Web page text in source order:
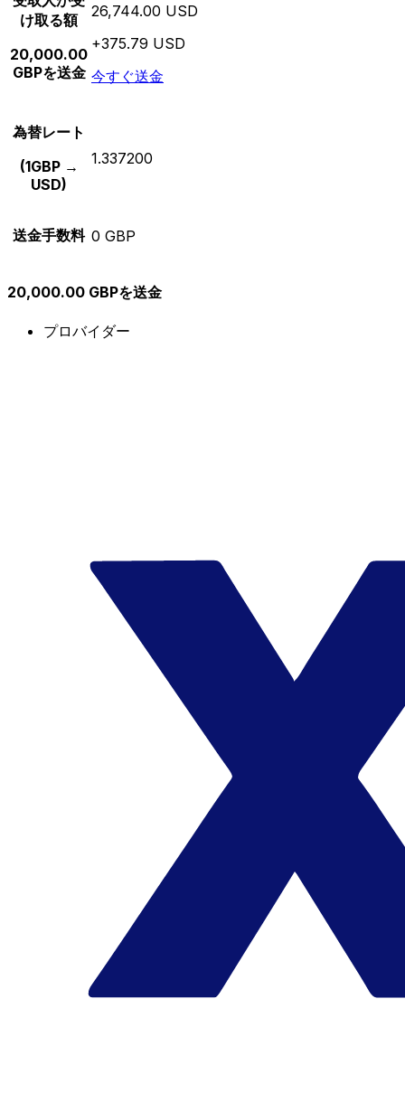
け取る額
20,000.00
GBPを送金
26,744.00 USD
+375.79 USD
今すぐ送金
為替レート
(1GBP →
USD)
1.337200
送金手数料 0 GBP
20,000.00 GBPを送金
プロバイダー